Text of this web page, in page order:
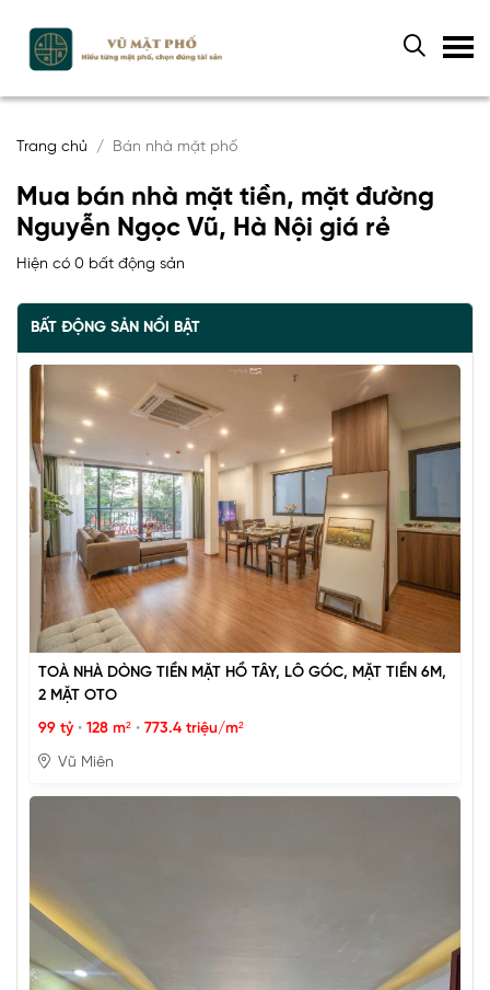
Trang chủ Bán nhà mặt phố
Mua bán nhà mặt tiền, mặt đường
Nguyễn Ngọc Vũ, Hà Nội giá rẻ
Hiện có 0 bất động sản
BẤT ĐỘNG SẢN NỔI BẬT
TOÀ NHÀ DÒNG TIỀN MẶT HỒ TÂY, LÔ GÓC, MẶT TIỀN 6M,
2 MẶT OTO
99 tỷ • 128 m² • 773.4 triệu/m²
Vũ Miên